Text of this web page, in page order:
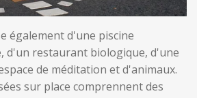
également d'une piscine
d'un restaurant biologique, d'une
de méditation et d'animaux.
sur place comprennent des